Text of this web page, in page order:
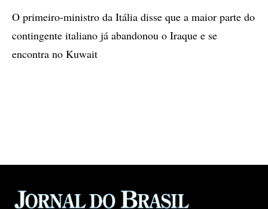
O primeiro-ministro da Itália disse que a maior parte do
contingente italiano já abandonou o Iraque e se
encontra no Kuwait